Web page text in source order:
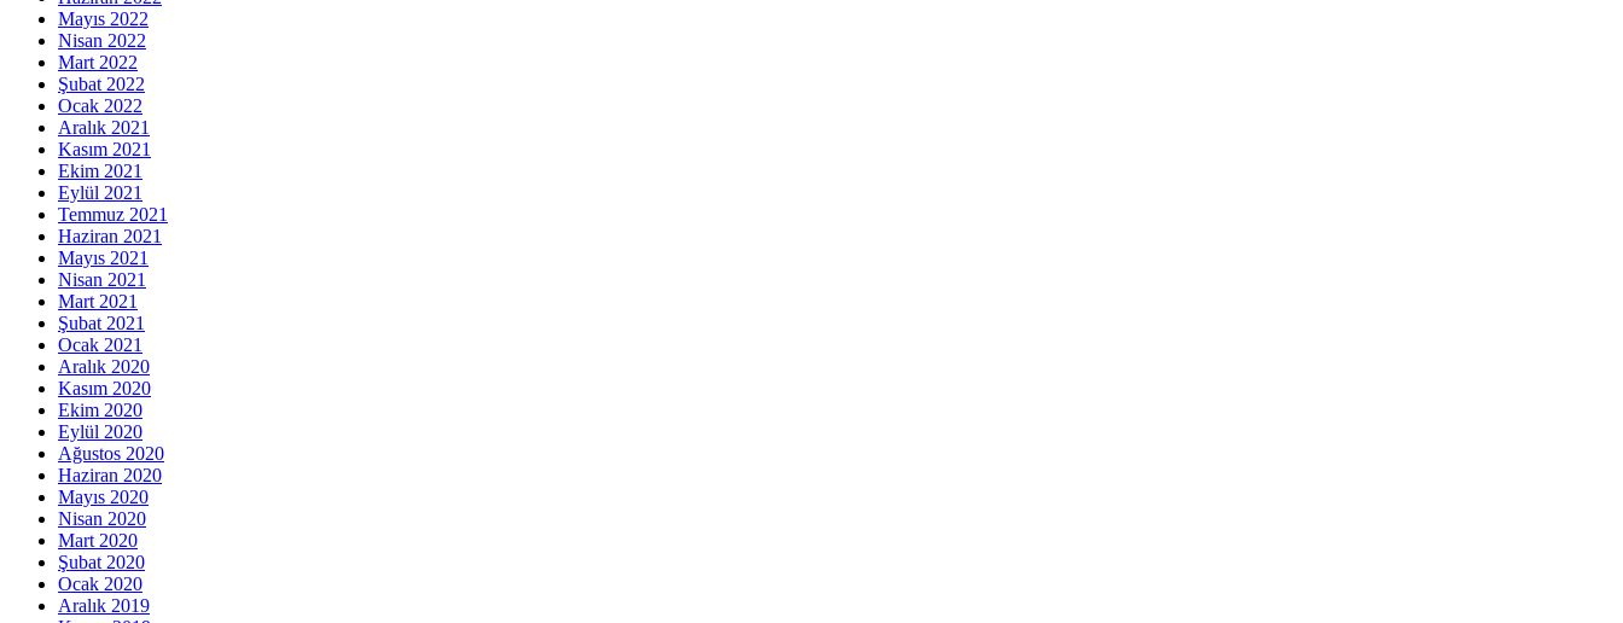
Mayıs 2022
Nisan 2022
Mart 2022
Şubat 2022
Ocak 2022
Aralık 2021
Kasım 2021
Ekim 2021
Eylül 2021
Temmuz 2021
Haziran 2021
Mayıs 2021
Nisan 2021
Mart 2021
Şubat 2021
Ocak 2021
Aralık 2020
Kasım 2020
Ekim 2020
Eylül 2020
Ağustos 2020
Haziran 2020
Mayıs 2020
Nisan 2020
Mart 2020
Şubat 2020
Ocak 2020
Aralık 2019